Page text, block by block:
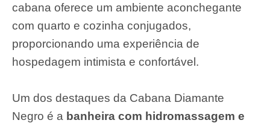
cabana oferece um ambiente aconchegante
com quarto e cozinha conjugados,
proporcionando uma experiência de
hospedagem intimista e confortável.
Um dos destaques da Cabana Diamante
Negro é a banheira com hidromassagem e